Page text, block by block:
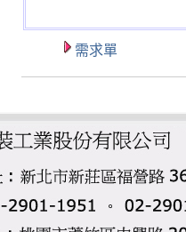
需求單